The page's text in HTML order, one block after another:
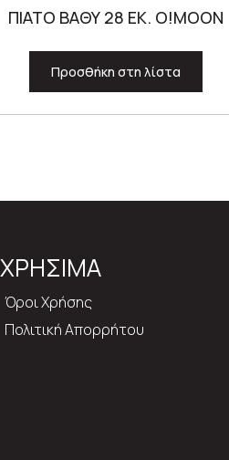
ΠΙΑΤΟ ΒΑΘΥ 28 ΕΚ. O!MOON
Προσθήκη στη λίστα
ΧΡΗΣΙΜΑ
Όροι Χρήσης
Πολιτική Απορρήτου